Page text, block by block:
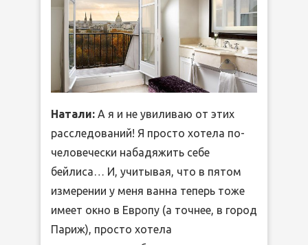
Натали: А я и не увиливаю от этих
расследований! Я просто хотела по-
человечески набадяжить себе
бейлиса… И, учитывая, что в пятом
измерении у меня ванна теперь тоже
имеет окно в Европу (а точнее, в город
Париж), просто хотела